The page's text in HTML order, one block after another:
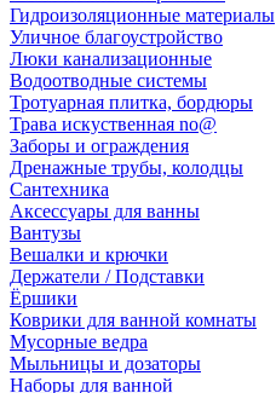
Гидроизоляционные материалы
Уличное благоустройство
Люки канализационные
Водоотводные системы
Тротуарная плитка, бордюры
Трава искуственная no@
Заборы и ограждения
Дренажные трубы, колодцы
Сантехника
Аксессуары для ванны
Вантузы
Вешалки и крючки
Держатели / Подставки
Ёршики
Коврики для ванной комнаты
Мусорные ведра
Мыльницы и дозаторы
Наборы для ванной